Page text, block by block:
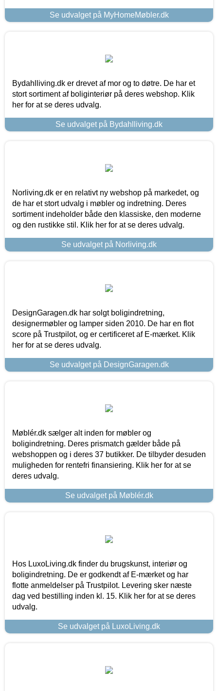
Se udvalget på MyHomeMøbler.dk
Bydahlliving.dk er drevet af mor og to døtre. De har et
stort sortiment af boliginteriør på deres webshop. Klik
her for at se deres udvalg.
Se udvalget på Bydahlliving.dk
Norliving.dk er en relativt ny webshop på markedet, og
de har et stort udvalg i møbler og indretning. Deres
sortiment indeholder både den klassiske, den moderne
og den rustikke stil. Klik her for at se deres udvalg.
Se udvalget på Norliving.dk
DesignGaragen.dk har solgt boligindretning,
designermøbler og lamper siden 2010. De har en flot
score på Trustpilot, og er certificeret af E-mærket. Klik
her for at se deres udvalg.
Se udvalget på DesignGaragen.dk
Møblér.dk sælger alt inden for møbler og
boligindretning. Deres prismatch gælder både på
webshoppen og i deres 37 butikker. De tilbyder desuden
muligheden for rentefri finansiering. Klik her for at se
deres udvalg.
Se udvalget på Møblér.dk
Hos LuxoLiving.dk finder du brugskunst, interiør og
boligindretning. De er godkendt af E-mærket og har
flotte anmeldelser på Trustpilot. Levering sker næste
dag ved bestilling inden kl. 15. Klik her for at se deres
udvalg.
Se udvalget på LuxoLiving.dk